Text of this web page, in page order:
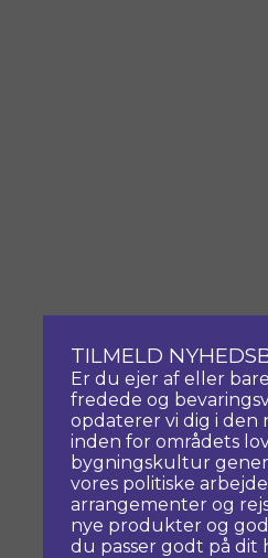
TILMELD
Er du ejer af eller
fredede og
opdaterer vi dig i den
inden for områdets
bygningskultur
vores politiske
arrangementer og
nye produkter og
du passer godt på dit